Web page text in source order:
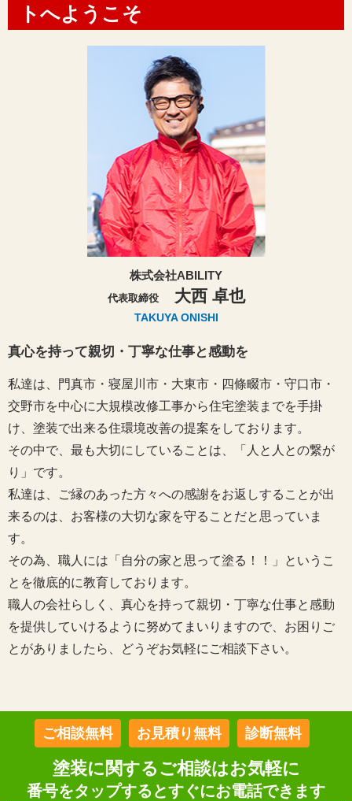
トへようこそ
株式会社ABILITY
代表取締役 大西 卓也
TAKUYA ONISHI
真心を持って親切・丁寧な仕事と感動を
私達は、門真市・寝屋川市・大東市・四條畷市・守口市・
交野市を中心に大規模改修工事から住宅塗装までを手掛
け、塗装で出来る住環境改善の提案をしております。
その中で、最も大切にしていることは、「人と人との繋が
り」です。
私達は、ご縁のあった方々への感謝をお返しすることが出
来るのは、お客様の大切な家を守ることだと思っていま
す。
その為、職人には「自分の家と思って塗る！！」というこ
とを徹底的に教育しております。
職人の会社らしく、真心を持って親切・丁寧な仕事と感動
を提供していけるように努めてまいりますので、お困りご
とがありましたら、どうぞお気軽にご相談下さい。
ご相談無料 お見積り無料 診断無料
塗装に関するご相談はお気軽に
番号をタップするとすぐにお電話できます